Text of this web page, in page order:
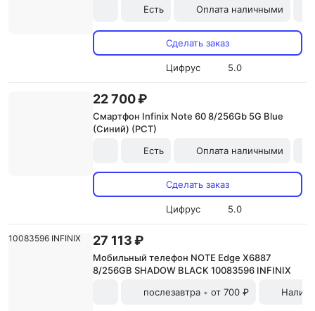
Есть Оплата наличными
Сделать заказ
Цифрус 5.0
22 700 ₽
Смартфон Infinix Note 60 8/256Gb 5G Blue
(Синий) (РСТ)
Есть
Оплата наличными
Сделать заказ
Цифрус 5.0
27 113 ₽
Мобильный телефон NOTE Edge X6887
8/256GB SHADOW BLACK 10083596 INFINIX
послезавтра • от 700 ₽